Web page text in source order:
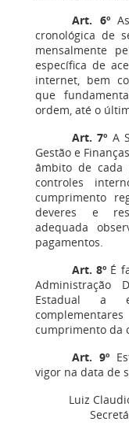
Art. 6ºAs
cronológica de
mensalmente
específica de
internet, bem
que
ordem, até o
Art. 7º A
Gestão e
âmbito de cada
controles
cumprimento
deveres e
adequada
pagamentos.
Art. 8º É
Administração
Estadual a
cumprimento da
Art. 9º
vigor na data de
Luiz